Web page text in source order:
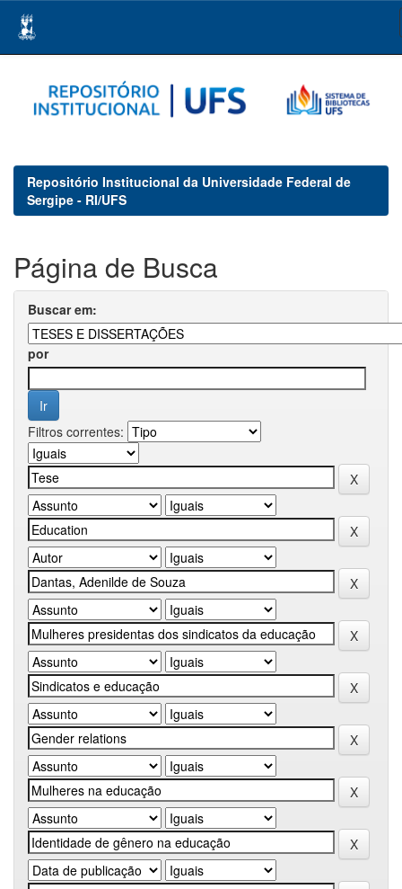
navigation
Repositório Institucional da Universidade Federal de
Sergipe - RI/UFS
Página de Busca
Buscar em:
por
Filtros correntes: